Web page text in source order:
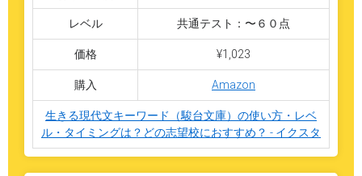
レベル 共通テスト：〜６０点
価格 ¥1,023
購入 Amazon
生きる現代文キーワード（駿台文庫）の使い方・レベ
ル・タイミングは？どの志望校におすすめ？ - イクスタ